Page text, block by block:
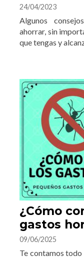
24/04/2023
Algunos
ahorrar, sin
que tengas y
¿Cómo
gastos
09/06/2025
Te contamos todo